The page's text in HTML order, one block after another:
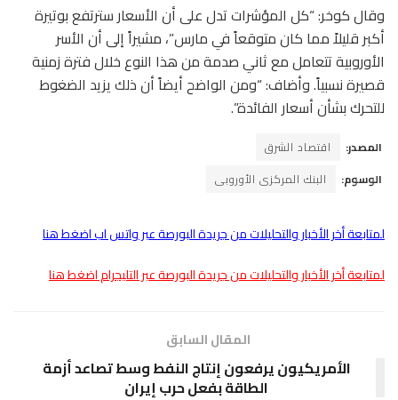
وقال كوخر: “كل المؤشرات تدل على أن الأسعار سترتفع بوتيرة
أكبر قليلاً مما كان متوقعاً في مارس”، مشيراً إلى أن الأسر
الأوروبية تتعامل مع ثاني صدمة من هذا النوع خلال فترة زمنية
قصيرة نسبياً. وأضاف: “ومن الواضح أيضاً أن ذلك يزيد الضغوط
للتحرك بشأن أسعار الفائدة”.
المصدر:
اقتصاد الشرق
الوسوم:
البنك المركزى الأوروبى
لمتابعة أخر الأخبار والتحليلات من جريدة البورصة عبر واتس اب اضغط هنا
لمتابعة أخر الأخبار والتحليلات من جريدة البورصة عبر التليجرام اضغط هنا
المقال السابق
الأمريكيون يرفعون إنتاج النفط وسط تصاعد أزمة
الطاقة بفعل حرب إيران